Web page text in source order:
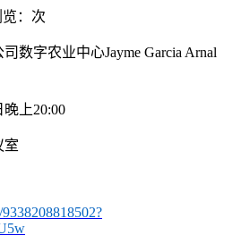
： 次
数字农业中心Jayme Garcia Arnal
晚上20:00
室